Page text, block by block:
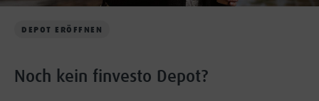
DEPOT ERÖFFNEN
Noch kein finvesto Depot?